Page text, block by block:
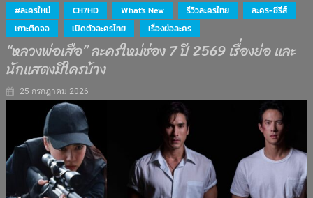
#ละครใหม่ CH7HD What's New รีวิวละครไทย
ละคร-ซีรีส์
เกาะติดจอ
เปิดตัวละครไทย เรื่องย่อละคร
“หลวงพ่อเสือ” ละครใหม่ช่อง 7 ปี 2569 เรื่องย่อ และ
นักแสดงมีใครบ้าง
25 กรกฎาคม 2026